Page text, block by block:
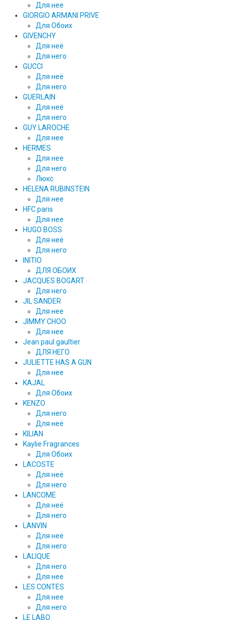
Для нее
GIORGIO ARMANI PRIVE
Для Обоих
GIVENCHY
Для неё
Для него
GUCCI
Для неё
Для него
GUERLAIN
Для неё
Для него
GUY LAROCHE
Для нее
HERMES
Для нее
Для него
Люкс
HELENA RUBINSTEIN
Для нее
HFC paris
Для нее
HUGO BOSS
Для неё
Для него
INITIO
ДЛЯ ОБОИХ
JACQUES BOGART
Для него
JIL SANDER
Для нее
JIMMY CHOO
Для нее
Jean paul gaultier
ДЛЯ НЕГО
JULIETTE HAS A GUN
Для нее
KAJAL
Для Обоих
KENZO
Для него
Для неё
KILIAN
Kaylie Fragrances
Для Обоих
LACOSTE
Для неё
Для него
LANCOME
Для неё
Для него
LANVIN
Для неё
Для него
LALIQUE
Для него
Для нее
LES CONTES
Для нее
Для него
LE LABO